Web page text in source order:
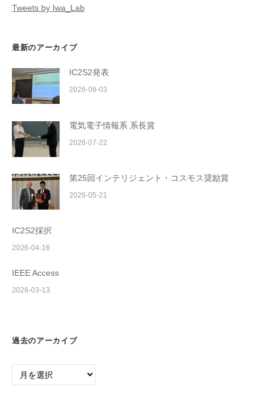
Tweets by Iwa_Lab
最新のアーカイブ
IC2S2発表
2026-08-03
電気電子情報系 系長賞
2026-07-22
第25回インテリジェント・コスモス奨励賞
2026-05-21
IC2S2採択
2026-04-16
IEEE Access
2026-03-13
過去のアーカイブ
過